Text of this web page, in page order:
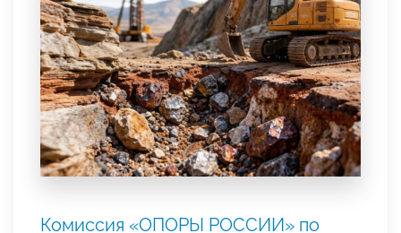
Комиссия «ОПОРЫ РОССИИ» по